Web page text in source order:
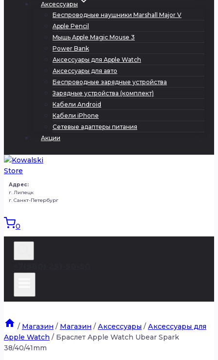
Аксессуары
Беспроводные наушники Marshall Major V
Apple Pencil
Мышь Apple Magic Mouse 3
Power Bank
Аксессуары для Apple Watch
Аксессуары для авто
Беспроводные зарядные устройства
Зарядные устройства (комплект)
Кабели Android
Кабели iPhone
Сетевые адаптеры питания
Акции
Адрес:
г. Липецк
г. Санкт-Петербург
0
/ Магазин / Магазин / Аксессуары / Аксессуары для
Apple Watch / Браслет Apple Watch Ubear Spark
38/40/41mm